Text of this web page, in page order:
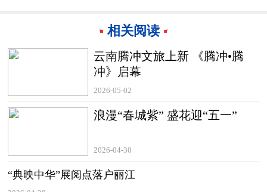
相关阅读
云南腾冲文旅上新 《腾冲•腾
冲》启幕
2026-05-02
浪漫“春城紫” 盛花迎“五一”
2026-04-30
“典映中华”展阅点落户丽江